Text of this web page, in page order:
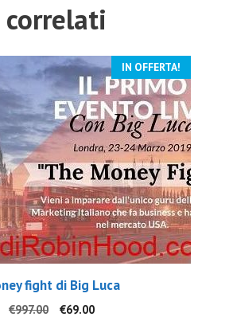
IN OFFERTA!
fight di Big Luca
€997.00
Il
€69.00Il